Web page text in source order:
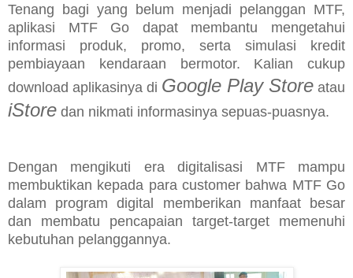
Tenang bagi yang belum menjadi pelanggan MTF,
aplikasi MTF Go dapat membantu mengetahui
informasi produk, promo, serta simulasi kredit
pembiayaan kendaraan bermotor. Kalian cukup
download aplikasinya di Google Play Store atau
iStore dan nikmati informasinya sepuas-puasnya.
Dengan mengikuti era digitalisasi MTF mampu
membuktikan kepada para customer bahwa MTF Go
dalam program digital memberikan manfaat besar
dan membatu pencapaian target-target memenuhi
kebutuhan pelanggannya.